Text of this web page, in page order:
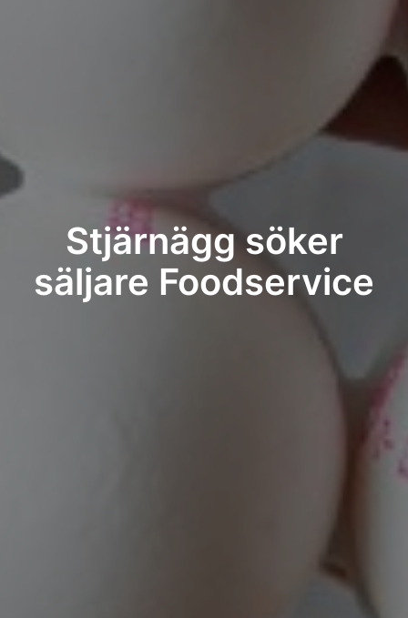
Stjärnägg söker
säljare Foodservice